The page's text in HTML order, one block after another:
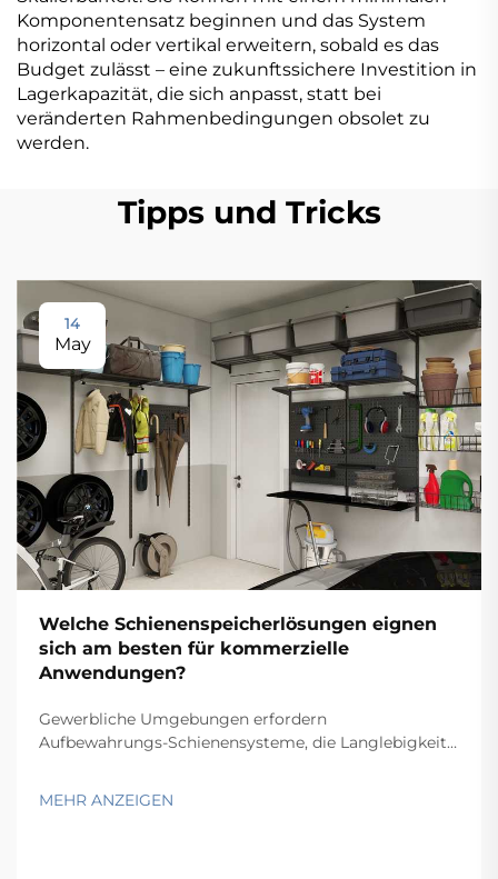
Komponentensatz beginnen und das System
horizontal oder vertikal erweitern, sobald es das
Budget zulässt – eine zukunftssichere Investition in
Lagerkapazität, die sich anpasst, statt bei
veränderten Rahmenbedingungen obsolet zu
werden.
Tipps und Tricks
14
May
Welche Schienenspeicherlösungen eignen
sich am besten für kommerzielle
Anwendungen?
Gewerbliche Umgebungen erfordern
Aufbewahrungs-Schienensysteme, die Langlebigkeit,
Anforderungen erfüllen. Von Lagern und
MEHR ANZEIGEN